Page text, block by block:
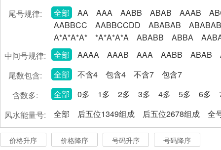
尾号规律:
全部 AA AAA AABB ABAB AAAB
AABBCC
AABBCCDD ABABAB
A*A*A*A*
*A*A*A*A ABABB ABBA
中间号规律:
全部 AAAA AAAB AAA AABB ABAB
尾数包含:
全部 不含4 包含4 不含7
包含7
含数多:
全部 0多 1多 2多 3多 4多 5多 6多
风水能量号:
全部 后五位1349组成 后五位2678组成 全
价格升序 价格降序 号码升序 号码降序